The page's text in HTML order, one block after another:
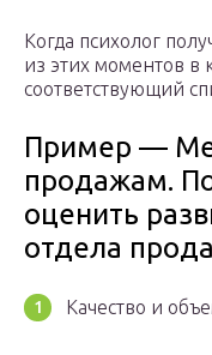
Когда психолог
из этих моментов в
соответствующий
Пример —
продажам.
оценить
отдела
Качество и